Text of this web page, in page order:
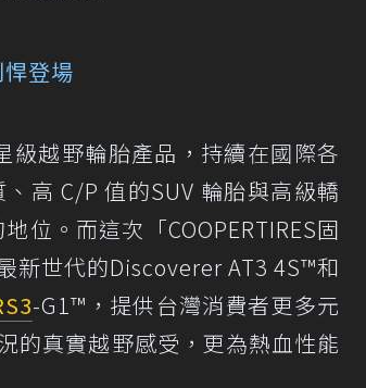
登場
級越野輪胎產品，持續在國際各
高 C/P 值的SUV 輪胎與高級轎
位。而這次「COOPERTIRES固
新世代的Discoverer AT3 4S™和
-G1™，提供台灣消費者更多元
的真實越野感受，更為熱血性能